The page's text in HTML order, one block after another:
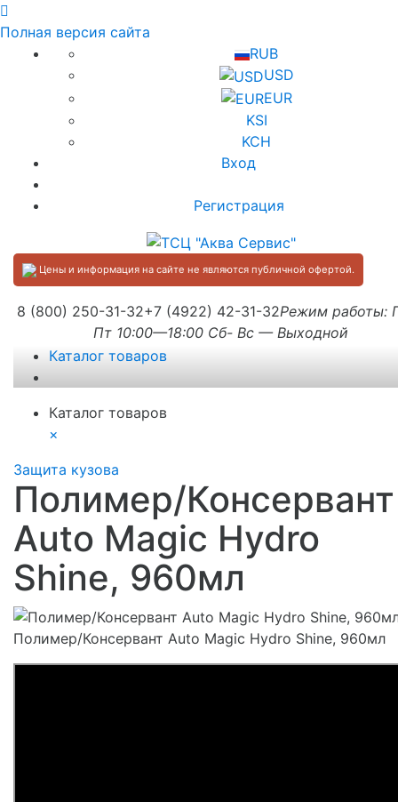
Полная версия сайта
RUB
USD
EUR
KSI
KCH
Вход
Регистрация
Цены и информация на сайте не являются публичной офертой.
8 (800) 250-31-32+7 (4922) 42-31-32Режим работы:
Пт 10:00—18:00 Сб- Вс — Выходной
Каталог товаров
Каталог товаров
×
Защита кузова
Полимер/Консервант
Auto Magic Hydro
Shine, 960мл
Полимер/Консервант Auto Magic Hydro Shine, 960мл